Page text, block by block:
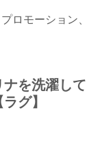
ロモーション、
ナを洗濯して
グ】